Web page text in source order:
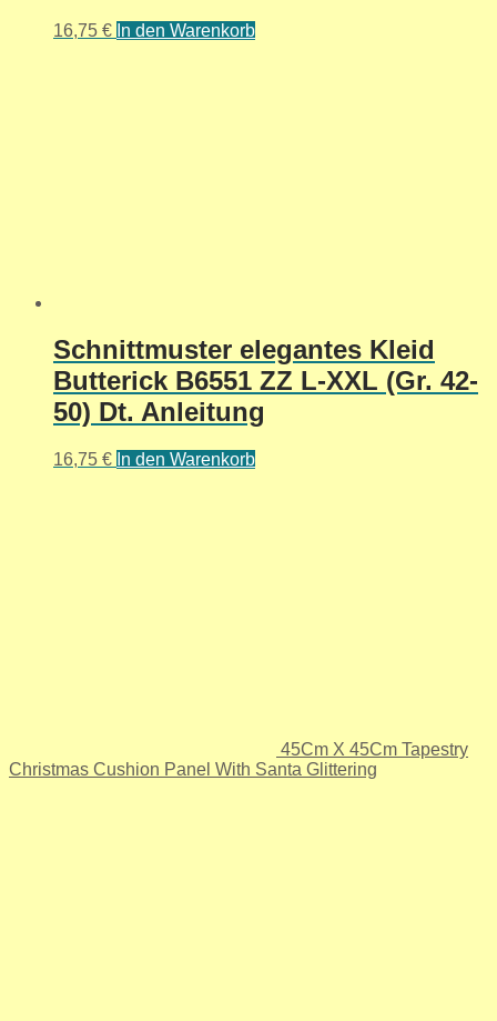
16,75 € In den Warenkorb
Schnittmuster elegantes Kleid
Butterick B6551 ZZ L-XXL (Gr. 42-
50) Dt. Anleitung
16,75 € In den Warenkorb
45Cm X 45Cm Tapestry
Christmas Cushion Panel With Santa Glittering